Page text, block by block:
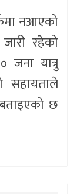
नआएको
रहेको
जना यात्रु
सहायताले
छ